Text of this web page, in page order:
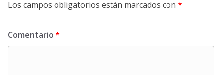
Los campos obligatorios están marcados con *
Comentario *